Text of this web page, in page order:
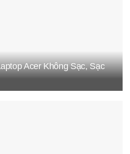
Acer Không Sạc, Sạc